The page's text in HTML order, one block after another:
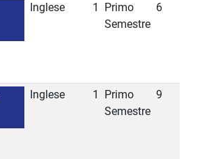
Inglese 1
Primo
Semestre
6
Inglese 1
Primo
Semestre
9